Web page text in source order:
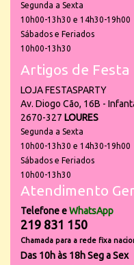
Segunda a Sexta
10h00-13h30 e 14h30-19h00
Sábados e Feriados
10h00-13h30
Artigos de Festa
LOJA FESTASPARTY
Av. Diogo Cão, 16B -
2670-327 LOURES
Segunda a Sexta
10h00-13h30 e 14h30-19h00
Sábados e Feriados
10h00-13h30
Atendimento
Telefone eWhatsApp
219 831 150
Chamada para a rede fixa
Das 10h às 18h Seg a Sex